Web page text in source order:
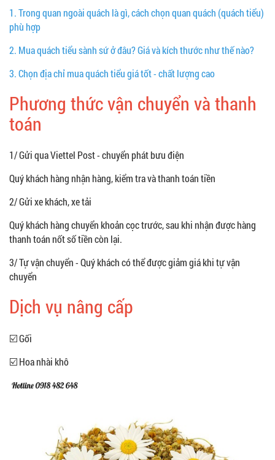
1.Trong quan ngoài quách là gì, cách chọn quan quách (quách tiểu)
phù hợp
2. Mua quách tiểu sành sứ ở đâu? Giá và kích thước như thế nào?
3.Chọn địa chỉ mua quách tiểu giá tốt - chất lượng cao
Phương thức vận chuyển và thanh
toán
1/ Gửi qua Viettel Post - chuyển phát bưu điện
Quý khách hàng nhận hàng, kiểm tra và thanh toán tiền
2/ Gửi xe khách, xe tải
Quý khách hàng chuyển khoản cọc trước, sau khi nhận được hàng
thanh toán nốt số tiền còn lại.
3/ Tự vận chuyển - Quý khách có thể được giảm giá khi tự vận
chuyển
Dịch vụ nâng cấp
☑️ Gối
☑️ Hoa nhài khô